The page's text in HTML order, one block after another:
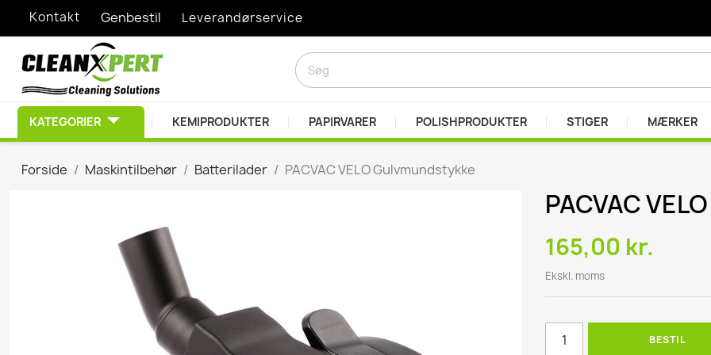
Kontakt Genbestil Leverandørservice
KATEGORIER
RENGØRINGSMIDLER
Graffitifjerner
Grovrengøring
KEMIPRODUKTER PAPIRVARER POLISHPRODUKTER STIGER MÆRKER
Forside Maskintilbehør Batterilader PACVAC VELO Gulvmundstykke
PACVAC
165,00 kr.
Ekskl. moms
BESTIL